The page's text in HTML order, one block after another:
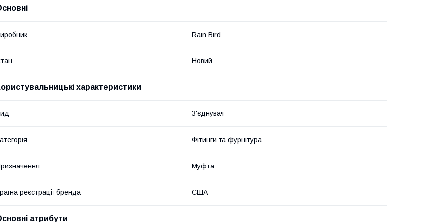
Rain Bird
Новий
характеристики
З'єднувач
Фітинги та фурнітура
Муфта
реєстрації бренда США
атрибути